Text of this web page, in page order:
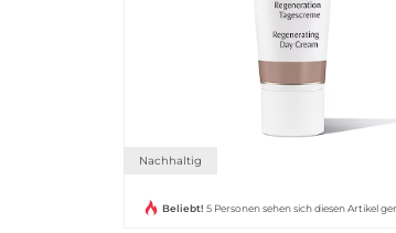
Nachhaltig
Beliebt! 5 Personen sehen sich diesen Artikel